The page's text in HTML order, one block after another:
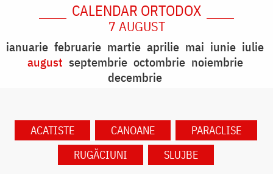
CALENDAR ORTODOX
7 AUGUST
ianuarie februarie martie aprilie mai iunie iulie
august septembrie octombrie noiembrie
decembrie
ACATISTE CANOANE
PARACLISE
RUGĂCIUNI
SLUJBE